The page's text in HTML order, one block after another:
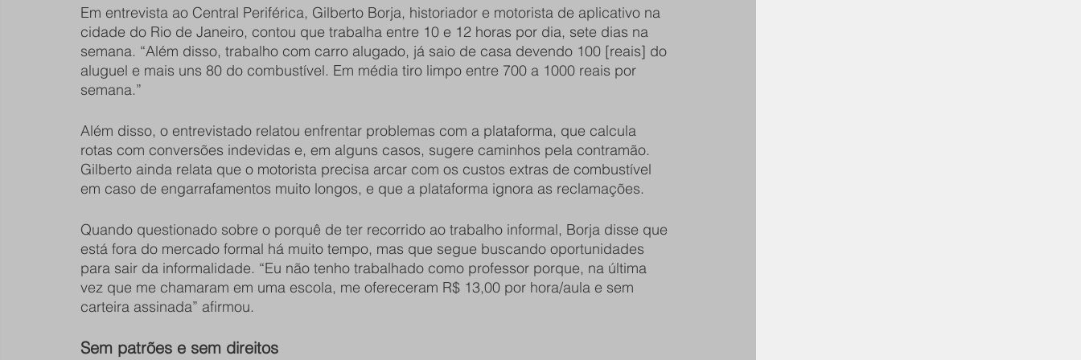
Em entrevista ao Central Periférica, Gilberto Borja, historiador e motorista de aplicativo na
cidade do Rio de Janeiro, contou que trabalha entre 10 e 12 horas por dia, sete dias na
semana. “Além disso, trabalho com carro alugado, já saio de casa devendo 100 [reais] do
aluguel e mais uns 80 do combustível. Em média tiro limpo entre 700 a 1000 reais por
semana.”
Além disso, o entrevistado relatou enfrentar problemas com a plataforma, que calcula
rotas com conversões indevidas e, em alguns casos, sugere caminhos pela contramão.
Gilberto ainda relata que o motorista precisa arcar com os custos extras de combustível
em caso de engarrafamentos muito longos, e que a plataforma ignora as reclamações.
Quando questionado sobre o porquê de ter recorrido ao trabalho informal, Borja disse que
está fora do mercado formal há muito tempo, mas que segue buscando oportunidades
para sair da informalidade. “Eu não tenho trabalhado como professor porque, na última
vez que me chamaram em uma escola, me ofereceram R$ 13,00 por hora/aula e sem
carteira assinada” afirmou.
Sem patrões e sem direitos